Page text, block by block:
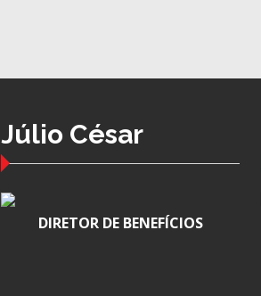
Júlio César
DIRETOR DE BENEFÍCIOS